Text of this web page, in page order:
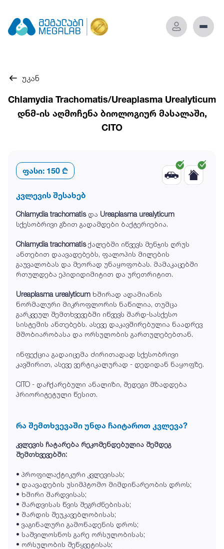
უკან
Chlamydia Trachomatis/Ureaplasma Urealyticum
დნმ-ის აღმოჩენა ბიოლოგიურ მასალაში,
CITO
ფასი: 150 ₾
კვლევის შესახებ
Chlamydia trachomatisდა Ureaplasma urealyticum
სქესობრივი გზით გადამდები ბაქტერიებია.
Chlamydia trachomatisქალებში იწვევს მენჯის ღრუს
ანთებით დაავადებებს, ფალოპის მილების
გაუვალობას და მეორად უნაყოფობას. მამაკაცებში
რთულდება ეპიდიდიმიტით და ურეთრიტით.
Ureaplasma urealyticum ხშირად ადამიანის
ნორმალური მიკროფლორის ნაწილია, თუმცა
გარკვეულ შემთხვევებში იწვევს შარდ-სასქესო
სისტემის ანთებებს. ასევე დაკავშირებულია ნაადრევ
მშობიარობასა და ორსულობის გართულებებთან.
ინფექცია გადაიცემა ძირითადად სქესობრივი
კავშირით, ასევე ვერტიკალურად - დედიდან ნაყოფზე.
CITO - დაჩქარებული ანალიზი, შედეგი მზადდება
პრიორიტეტული წესით.
რა შემთხვევაში უნდა ჩაიტაროთ კვლევა?
კვლევის ჩატარება რეკომენდებულია შემდეგ
შემთხვევებში:
• პროფილაქტიკური კვლევისას;
• დაავადების უსიმპტომო მიმდინარეობის დროს;
• ხშირი შარდვისას;
• შარდვისას წვის შეგრძნებისას;
• შარდის შეუკავებლობისას;
• ვაგინალური გამონადენის დროს;
• საშვილოსნოს გარე ორსულობისას;
• ორსულობის შეწყვეტისას;